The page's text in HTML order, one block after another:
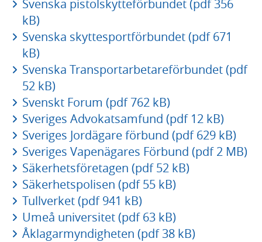
Svenska pistolskytteförbundet (pdf 356
kB)
Svenska skyttesportförbundet (pdf 671
kB)
Svenska Transportarbetareförbundet (pdf
52 kB)
Svenskt Forum (pdf 762 kB)
Sveriges Advokatsamfund (pdf 12 kB)
Sveriges Jordägare förbund (pdf 629 kB)
Sveriges Vapenägares Förbund (pdf 2 MB)
Säkerhetsföretagen (pdf 52 kB)
Säkerhetspolisen (pdf 55 kB)
Tullverket (pdf 941 kB)
Umeå universitet (pdf 63 kB)
Åklagarmyndigheten (pdf 38 kB)